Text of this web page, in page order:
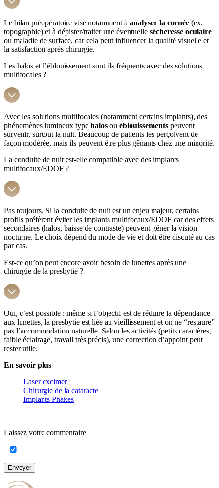
Le bilan préopératoire vise notamment à analyser la cornée (ex.
topographie) et à dépister/traiter une éventuelle sécheresse oculaire
ou maladie de surface, car cela peut influencer la qualité visuelle et
la satisfaction après chirurgie.
Les halos et l’éblouissement sont-ils fréquents avec des solutions
multifocales ?
Avec les solutions multifocales (notamment certains implants), des
phénomènes lumineux type halos ou éblouissements peuvent
survenir, surtout la nuit. Beaucoup de patients les perçoivent de
façon modérée, mais ils peuvent être plus gênants chez une minorité.
La conduite de nuit est-elle compatible avec des implants
multifocaux/EDOF ?
Pas toujours. Si la conduite de nuit est un enjeu majeur, certains
profils préfèrent éviter les implants multifocaux/EDOF car des effets
secondaires (halos, baisse de contraste) peuvent gêner la vision
nocturne. Le choix dépend du mode de vie et doit être discuté au cas
par cas.
Est-ce qu’on peut encore avoir besoin de lunettes après une
chirurgie de la presbytie ?
Oui, c’est possible : même si l’objectif est de réduire la dépendance
aux lunettes, la presbytie est liée au vieillissement et on ne “restaure”
pas l’accommodation naturelle. Selon les activités (petits caractères,
faible éclairage, travail très précis), une correction d’appoint peut
rester utile.
En savoir plus
Laser excimer
Chirurgie de la cataracte
Implants Phakes
Laissez votre commentaire
Envoyer